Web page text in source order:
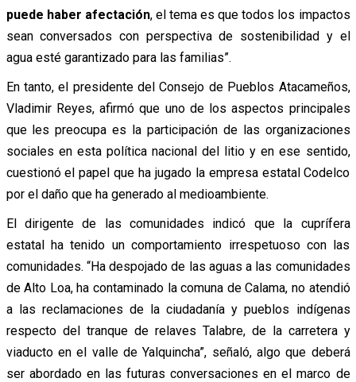
puede haber afectación, el tema es que todos los impactos
sean conversados con perspectiva de sostenibilidad y el
agua esté garantizado para las familias”.
En tanto, el presidente del Consejo de Pueblos Atacameños,
Vladimir Reyes, afirmó que uno de los aspectos principales
que les preocupa es la participación de las organizaciones
sociales en esta política nacional del litio y en ese sentido,
cuestionó el papel que ha jugado la empresa estatal Codelco
por el daño que ha generado al medioambiente.
El dirigente de las comunidades indicó que la cuprífera
estatal ha tenido un comportamiento irrespetuoso con las
comunidades. “Ha despojado de las aguas a las comunidades
de Alto Loa, ha contaminado la comuna de Calama, no atendió
a las reclamaciones de la ciudadanía y pueblos indígenas
respecto del tranque de relaves Talabre, de la carretera y
viaducto en el valle de Yalquincha”, señaló, algo que deberá
ser abordado en las futuras conversaciones en el marco de